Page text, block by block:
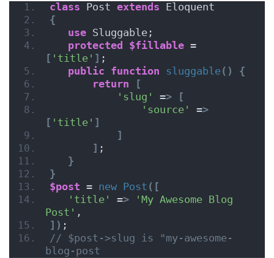
class Post extends Eloquent
{
use Sluggable;
protected
$fillable
[ 'title' ] ;
public function sluggable()
{
return
[
'slug'
=>
[
'source'
=>
[ 'title' ]
]
] ;
}
}
$post = new Post ([
'title'
=>
'My Awesome Blog
Post' ,
]) ;
// $post->slug is "my-awesome-
blog-post